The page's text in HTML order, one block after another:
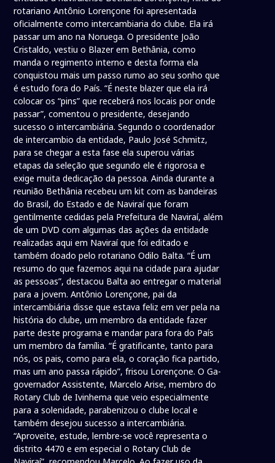
rotariano Antônio Lorençone foi apresentada
oficialmente como intercambiaria do clube. Ela irá
passar um ano na Noruega. O presidente João
Cristaldo, vestiu o Blazer em Bethânia, como
manda o regimento interno e desta forma ela
conquistou mais um passo rumo ao seu sonho que
é estudo fora do País. “É neste blazer que ela irá
colocar os “pins” que receberá nos locais por onde
passar”, comentou o presidente, desejando
sucesso o intercambiária. Segundo o coordenador
de intercambio da entidade, Paulo José Schmitz,
para se chegar a esta fase ela superou várias
etapas da seleção que segundo ele é rigorosa e
exige muita dedicação da pessoa. Ainda durante a
reunião Bethânia recebeu um kit com as bandeiras
do Brasil, do Estado e de Naviraí que foram
gentilmente cedidas pela Prefeitura de Naviraí, além
de um DVD com algumas das ações da entidade
realizadas aqui em Naviraí que foi editado e
também doado pelo rotariano Odilo Balta. “É um
resumo do que fazemos aqui na cidade para ajudar
as pessoas”, destacou Balta ao entregar o material
para a jovem. Antônio Lorençone, pai da
intercambiária disse que estava feliz em ver pela na
história do clube, um membro da entidade fazer
parte deste programa e mandar para fora do País
um membro da família. “É gratificante, tanto para
nós, os pais, como para ela, o coração fica partido,
mas um ano passa rápido”, frisou Lorençone. O Ga-
governador Assistente, Marcelo Arise, membro do
Rotary Club de Ivinhema que veio especialmente
para a solenidade, parabenizou o clube local e
também desejou sucesso a intercambiária.
“Aproveite, estude, lembre-se você representa o
distrito 4470 e em especial o Rotary Club de